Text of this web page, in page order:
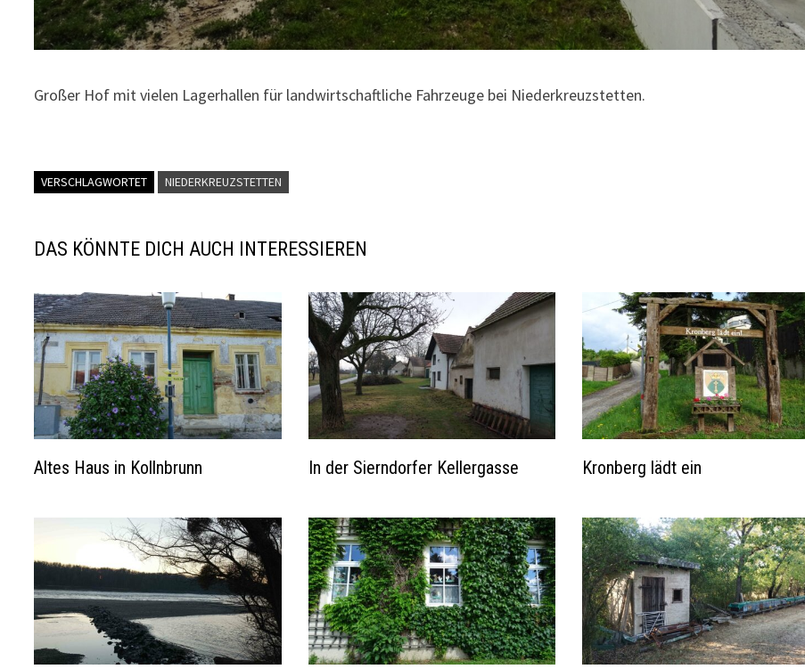
Großer Hof mit vielen Lagerhallen für landwirtschaftliche Fahrzeuge bei Niederkreuzstetten.
VERSCHLAGWORTET NIEDERKREUZSTETTEN
DAS KÖNNTE DICH AUCH INTERESSIEREN
Altes Haus in Kollnbrunn In der Sierndorfer Kellergasse Kronberg lädt ein